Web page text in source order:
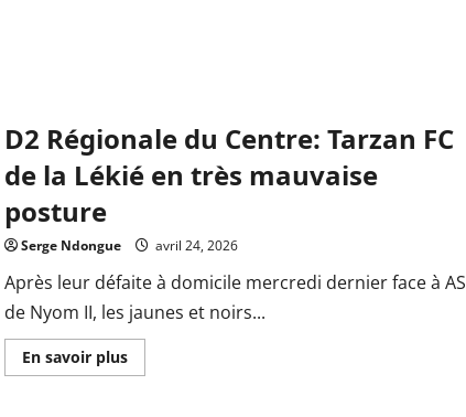
D2 Régionale du Centre: Tarzan FC
de la Lékié en très mauvaise
posture
Serge Ndongue avril 24, 2026
Après leur défaite à domicile mercredi dernier face à AS
de Nyom II, les jaunes et noirs...
En savoir plusEn
savoir